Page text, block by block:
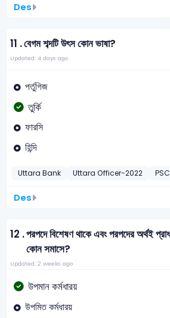
Des
11 .বেগম শব্দটি উৎস কোন ভাষা?
Updated: 4 days ago
পর্তুগিজ
তুর্কি
ফারসি
হিন্দি
Uttara Bank Uttara Officer-2022 PSC
Des
12 .পরপদে বিশেষণ থাকে এবং পরপদের অর্থই
কোন সমাসে?
Updated: 2 weeks ago
উপমান কর্মধারয়
উপমিত কর্মধারয়